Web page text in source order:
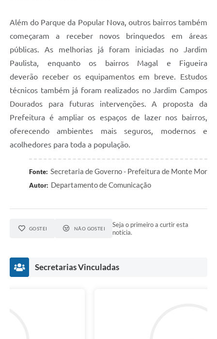
Além do Parque da Popular Nova, outros bairros também
começaram a receber novos brinquedos em áreas
públicas. As melhorias já foram iniciadas no Jardim
Paulista, enquanto os bairros Magal e Figueira
deverão receber os equipamentos em breve. Estudos
técnicos também já foram realizados no Jardim Campos
Dourados para futuras intervenções. A proposta da
Prefeitura é ampliar os espaços de lazer nos bairros,
oferecendo ambientes mais seguros, modernos e
acolhedores para toda a população.
Fonte: Secretaria de Governo - Prefeitura de Monte Mor
Autor: Departamento de Comunicação
GOSTEI NÃO GOSTEI
Seja o primeiro a curtir esta
notícia.
Secretarias Vinculadas